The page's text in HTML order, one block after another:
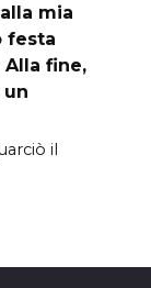
mia
festa
fine,
il